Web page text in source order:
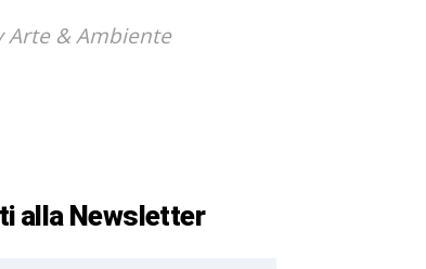
Arte & Ambiente
alla Newsletter